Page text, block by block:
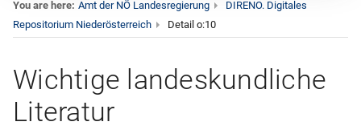
You are here: Amt der NÖ Landesregierung
DIRENO. Digitales
Repositorium Niederösterreich
Detail o:10
Wichtige landeskundliche
Literatur